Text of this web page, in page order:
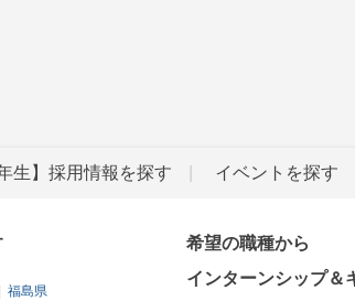
年生】採用情報を探す イベントを探す
福島県
希望の職種から
インターンシップ＆